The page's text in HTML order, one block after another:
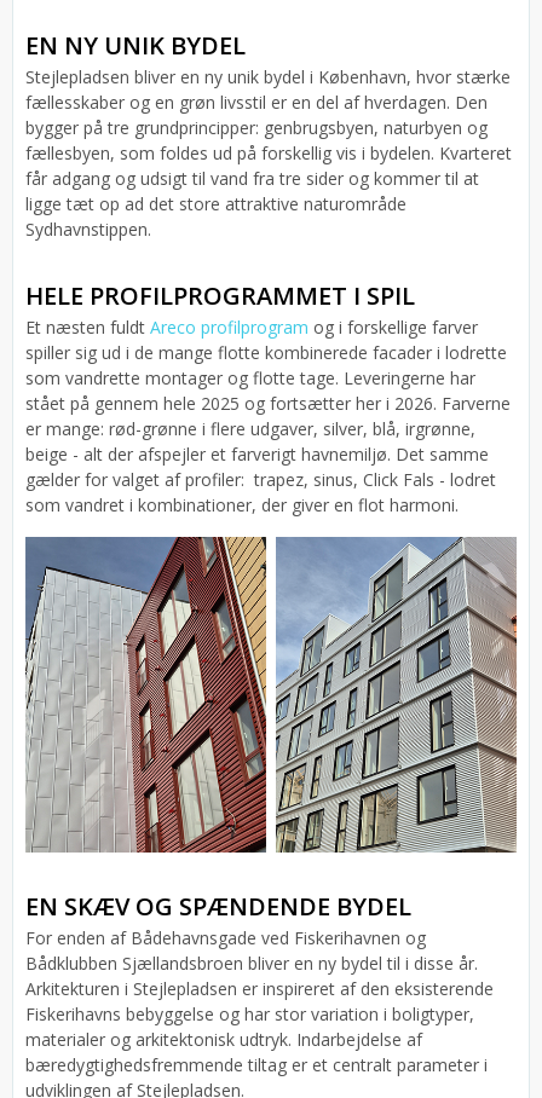
EN NY UNIK BYDEL
Stejlepladsen bliver en ny unik bydel i København, hvor stærke
fællesskaber og en grøn livsstil er en del af hverdagen. Den
bygger på tre grundprincipper: genbrugsbyen, naturbyen og
fællesbyen, som foldes ud på forskellig vis i bydelen. Kvarteret
får adgang og udsigt til vand fra tre sider og kommer til at
ligge tæt op ad det store attraktive naturområde
Sydhavnstippen.
HELE PROFILPROGRAMMET I SPIL
Et næsten fuldt Areco profilprogram og i forskellige farver
spiller sig ud i de mange flotte kombinerede facader i lodrette
som vandrette montager og flotte tage. Leveringerne har
stået på gennem hele 2025 og fortsætter her i 2026. Farverne
er mange: rød-grønne i flere udgaver, silver, blå, irgrønne,
beige - alt der afspejler et farverigt havnemiljø. Det samme
gælder for valget af profiler: trapez, sinus, Click Fals - lodret
som vandret i kombinationer, der giver en flot harmoni.
EN SKÆV OG SPÆNDENDE BYDEL
For enden af Bådehavnsgade ved Fiskerihavnen og
Bådklubben Sjællandsbroen bliver en ny bydel til i disse år.
Arkitekturen i Stejlepladsen er inspireret af den eksisterende
Fiskerihavns bebyggelse og har stor variation i boligtyper,
materialer og arkitektonisk udtryk. Indarbejdelse af
bæredygtighedsfremmende tiltag er et centralt parameter i
udviklingen af Stejlepladsen.